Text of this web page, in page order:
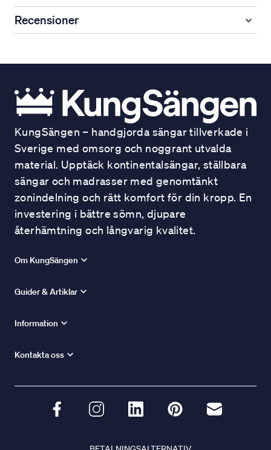
Recensioner
KungSängen – handgjorda sängar tillverkade i
Sverige med omsorg och noggrant utvalda
material. Upptäck kontinentalsängar, ställbara
sängar och madrasser med genomtänkt
zonindelning och rätt komfort för din kropp. En
investering i bättre sömn, djupare
återhämtning och långvarig kvalitet.
Om KungSängen
Guider & Artiklar
Information
Kontakta oss